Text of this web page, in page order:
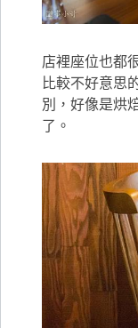
店裡座位也都
比較不好意思
別，好像是烘
了。